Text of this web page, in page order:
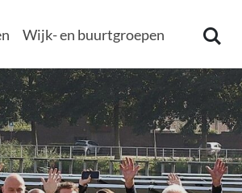
Wijk- en buurtgroepen